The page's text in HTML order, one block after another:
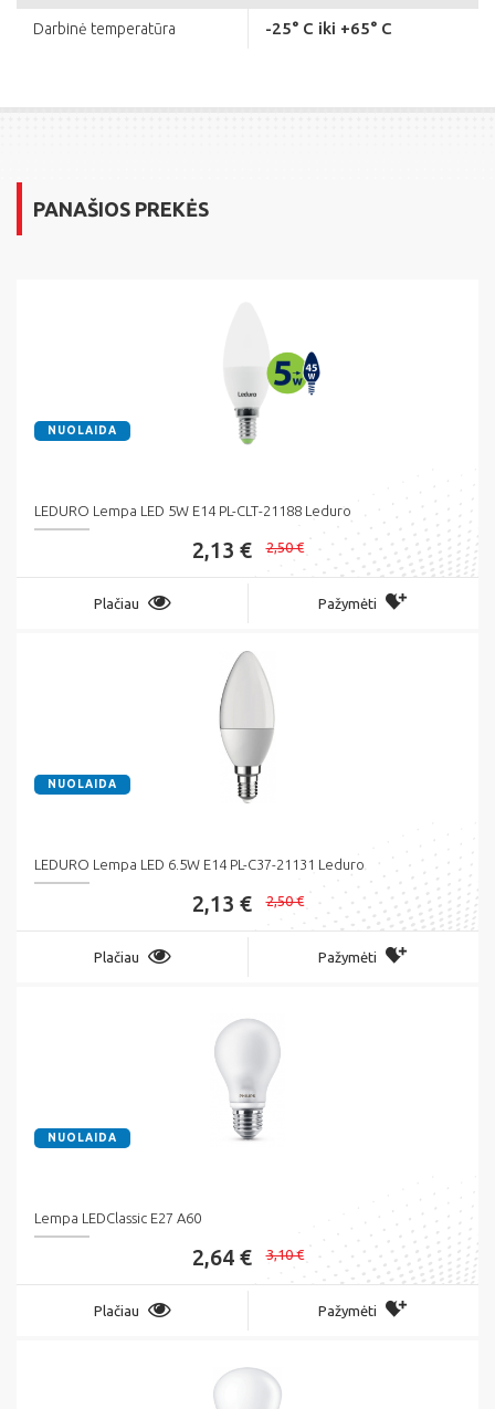
Darbinė temperatūra -25° C iki +65° C
PANAŠIOS PREKĖS
NUOLAIDA
LEDURO Lempa LED 5W E14 PL-CLT-21188 Leduro
2,13 € 2,50 €
Plačiau Pažymėti
NUOLAIDA
LEDURO Lempa LED 6.5W E14 PL-C37-21131 Leduro
2,13 € 2,50 €
Plačiau Pažymėti
NUOLAIDA
Lempa LEDClassic E27 A60
2,64 € 3,10 €
Plačiau Pažymėti